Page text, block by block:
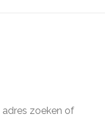
zoeken of